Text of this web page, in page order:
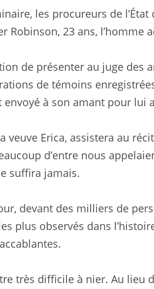
les procureurs de l’État
Robinson, 23 ans, l’homme
de présenter au juge des
de témoins
envoyé à son amant pour lui
veuve Erica, assistera au
d’entre nous
suffira jamais.
devant des milliers de
plus observés dans
très difficile à nier. Au lieu